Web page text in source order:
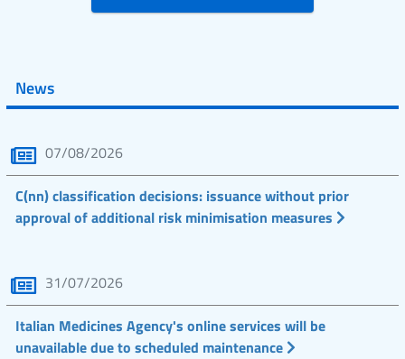
News
07/08/2026
C(nn) classification decisions: issuance without prior
approval of additional risk minimisation measures
31/07/2026
Italian Medicines Agency's online services will be
unavailable due to scheduled maintenance